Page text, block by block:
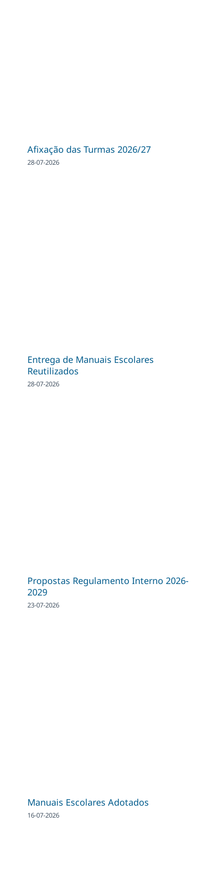
Afixação das Turmas 2026/27
28-07-2026
Entrega de Manuais Escolares
Reutilizados
28-07-2026
Propostas Regulamento Interno 2026-
2029
23-07-2026
Manuais Escolares Adotados
16-07-2026